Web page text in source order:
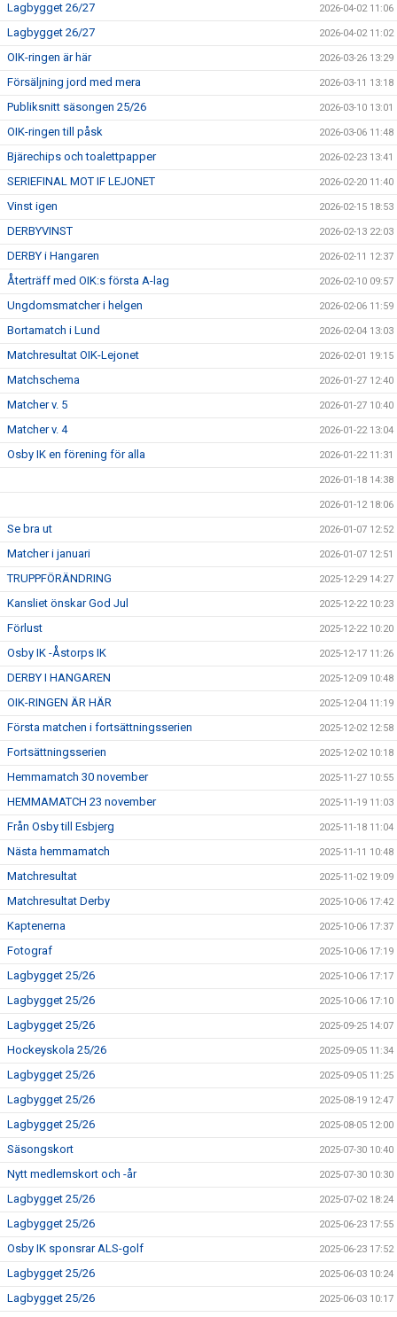
Lagbygget 26/27 2026-04-02 11:06
Lagbygget 26/27 2026-04-02 11:02
OIK-ringen är här 2026-03-26 13:29
Försäljning jord med mera 2026-03-11 13:18
Publiksnitt säsongen 25/26 2026-03-10 13:01
OIK-ringen till påsk 2026-03-06 11:48
Bjärechips och toalettpapper 2026-02-23 13:41
SERIEFINAL MOT IF LEJONET 2026-02-20 11:40
Vinst igen 2026-02-15 18:53
DERBYVINST 2026-02-13 22:03
DERBY i Hangaren 2026-02-11 12:37
Återträff med OIK:s första A-lag 2026-02-10 09:57
Ungdomsmatcher i helgen 2026-02-06 11:59
Bortamatch i Lund 2026-02-04 13:03
Matchresultat OIK-Lejonet 2026-02-01 19:15
Matchschema 2026-01-27 12:40
Matcher v. 5 2026-01-27 10:40
Matcher v. 4 2026-01-22 13:04
Osby IK en förening för alla 2026-01-22 11:31
2026-01-18 14:38
2026-01-12 18:06
Se bra ut 2026-01-07 12:52
Matcher i januari 2026-01-07 12:51
TRUPPFÖRÄNDRING 2025-12-29 14:27
Kansliet önskar God Jul 2025-12-22 10:23
Förlust 2025-12-22 10:20
Osby IK -Åstorps IK 2025-12-17 11:26
DERBY I HANGAREN 2025-12-09 10:48
OIK-RINGEN ÄR HÄR 2025-12-04 11:19
Första matchen i fortsättningsserien 2025-12-02 12:58
Fortsättningsserien 2025-12-02 10:18
Hemmamatch 30 november 2025-11-27 10:55
HEMMAMATCH 23 november 2025-11-19 11:03
Från Osby till Esbjerg 2025-11-18 11:04
Nästa hemmamatch 2025-11-11 10:48
Matchresultat 2025-11-02 19:09
Matchresultat Derby 2025-10-06 17:42
Kaptenerna 2025-10-06 17:37
Fotograf 2025-10-06 17:19
Lagbygget 25/26 2025-10-06 17:17
Lagbygget 25/26 2025-10-06 17:10
Lagbygget 25/26 2025-09-25 14:07
Hockeyskola 25/26 2025-09-05 11:34
Lagbygget 25/26 2025-09-05 11:25
Lagbygget 25/26 2025-08-19 12:47
Lagbygget 25/26 2025-08-05 12:00
Säsongskort 2025-07-30 10:40
Nytt medlemskort och -år 2025-07-30 10:30
Lagbygget 25/26 2025-07-02 18:24
Lagbygget 25/26 2025-06-23 17:55
Osby IK sponsrar ALS-golf 2025-06-23 17:52
Lagbygget 25/26 2025-06-03 10:24
Lagbygget 25/26 2025-06-03 10:17